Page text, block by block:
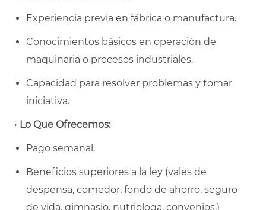
Experiencia previa en fábrica o manufactura.
Conocimientos básicos en operación de
maquinaria o procesos industriales.
Capacidad para resolver problemas y tomar
iniciativa.
• Lo Que Ofrecemos:
Pago semanal.
Beneficios superiores a la ley (vales de
despensa, comedor, fondo de ahorro, seguro
de vida, gimnasio, nutriologa, convenios.)